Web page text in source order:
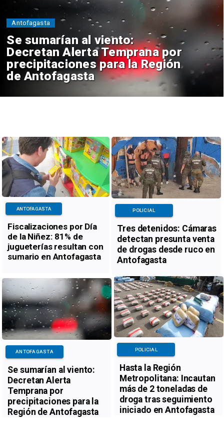
Se sumarían al viento:
Decretan Alerta Temprana por
precipitaciones para la Región
de Antofagasta
Antofagasta
Fiscalizaciones por Día
de la Niñez: 81% de
jugueterías resultan con
sumario en Antofagasta
ANTOFAGASTA
Tres detenidos: Cámaras
detectan presunta venta
de drogas desde ruco en
Antofagasta
POLICIAL
Se sumarían al viento:
Decretan Alerta
Temprana por
precipitaciones para la
Región de Antofagasta
ANTOFAGASTA
Hasta la Región
Metropolitana: Incautan
más de 2 toneladas de
droga tras seguimiento
iniciado en Antofagasta
POLICIAL